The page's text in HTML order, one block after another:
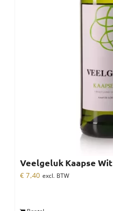
Veelgeluk Kaapse Wit
€ 7,40 excl. BTW